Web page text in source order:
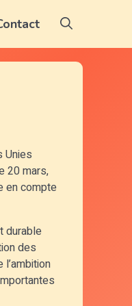
Unies
20 mars,
en compte
durable
des